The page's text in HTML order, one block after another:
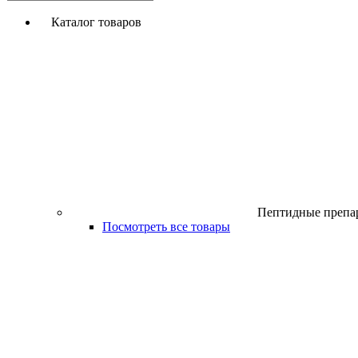
Каталог товаров
Пептидные
Посмотреть все товары